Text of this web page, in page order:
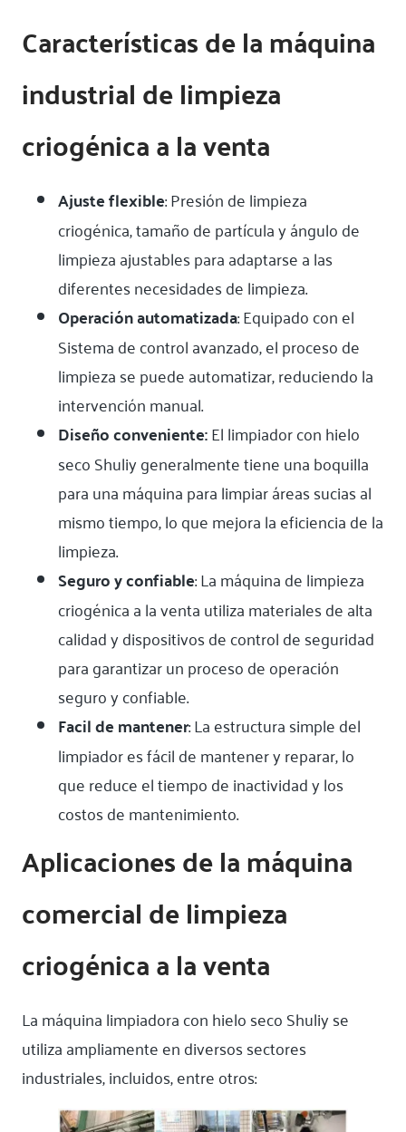
Características de la máquina
industrial de limpieza
criogénica a la venta
Ajuste flexible: Presión de limpieza
criogénica, tamaño de partícula y ángulo de
limpieza ajustables para adaptarse a las
diferentes necesidades de limpieza.
Operación automatizada: Equipado con el
Sistema de control avanzado, el proceso de
limpieza se puede automatizar, reduciendo la
intervención manual.
Diseño conveniente:El limpiador con hielo
seco Shuliy generalmente tiene una boquilla
para una máquina para limpiar áreas sucias al
mismo tiempo, lo que mejora la eficiencia de la
limpieza.
Seguro y confiable: La máquina de limpieza
criogénica a la venta utiliza materiales de alta
calidad y dispositivos de control de seguridad
para garantizar un proceso de operación
seguro y confiable.
Facil de mantener: La estructura simple del
limpiador es fácil de mantener y reparar, lo
que reduce el tiempo de inactividad y los
costos de mantenimiento.
Aplicaciones de la máquina
comercial de limpieza
criogénica a la venta
La máquina limpiadora con hielo seco Shuliy se
utiliza ampliamente en diversos sectores
industriales, incluidos, entre otros: